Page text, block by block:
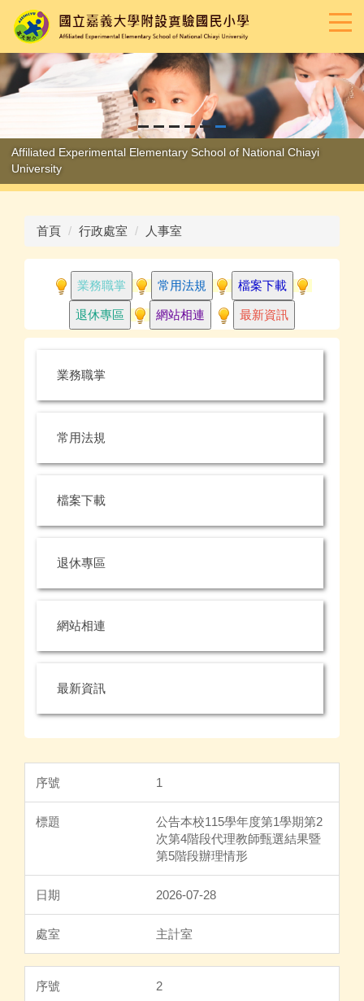
到
要
內
Affiliated Experimental Elementary School of National Chiayi
University
首頁 行政處室 人事室
業務職掌
常用法規
檔案下載
退休專區
網站相連
最新資訊
1
公告本校115學年度第1學期第2
次第4階段代理教師甄選結果暨
第5階段辦理情形
2026-07-28
主計室
2